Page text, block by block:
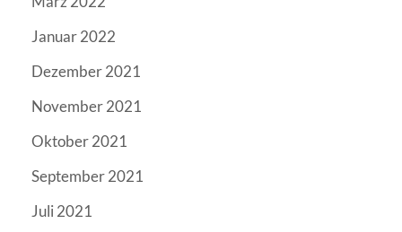
Januar 2022
Dezember 2021
November 2021
Oktober 2021
September 2021
Juli 2021